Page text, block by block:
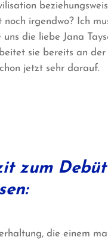
irgendwo? Ich
uns die liebe Jana
sie bereits an der
jetzt sehr darauf.
zum
die einem